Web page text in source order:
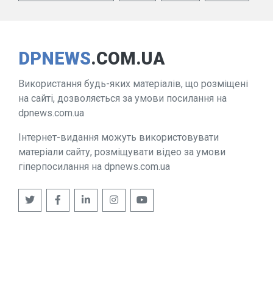
DPNEWS.COM.UA
Використання будь-яких матеріалів, що розміщені
на сайті, дозволяється за умови посилання на
dpnews.com.ua
Інтернет-видання можуть використовувати
матеріали сайту, розміщувати відео за умови
гіперпосилання на dpnews.com.ua